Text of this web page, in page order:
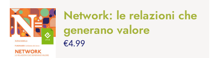
Network: le relazioni che
generano valore
€4.99